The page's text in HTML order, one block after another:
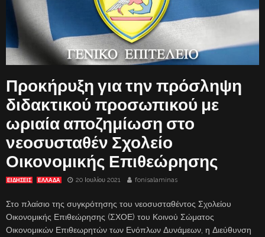
Προκήρυξη για την πρόσληψη
διδακτικού προσωπικού με
ωριαία αποζημίωση στο
νεοσυσταθέν Σχολείο
Οικονομικής Επιθεώρησης
ΕΙΔΗΣΕΙΣ ΕΛΛΑΔΑ 20 Ιουλίου 2021 fonisalaminas
Στο πλαίσιο της συγκρότησης του νεοσυσταθέντος Σχολείου
Οικονομικής Επιθεώρησης (ΣΧΟΕ) του Κοινού Σώματος
Οικονομικών Επιθεωρητών των Ενόπλων Δυνάμεων, η Διεύθυνση